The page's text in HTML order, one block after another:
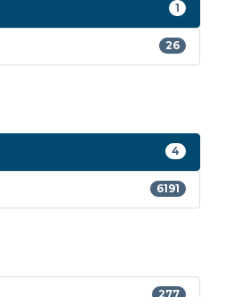
1
26
4
6191
277